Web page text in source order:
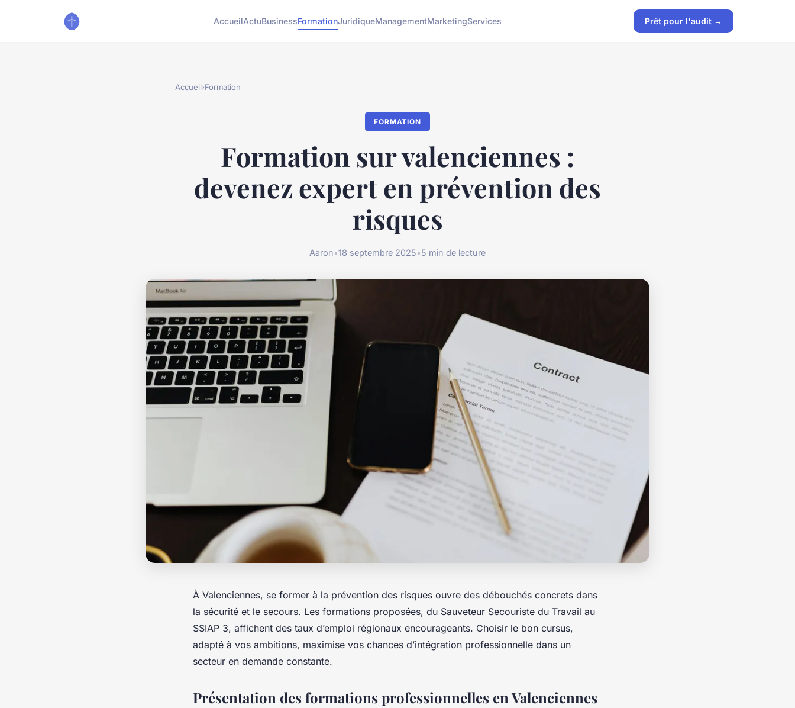
AccueilActuBusinessFormationJuridiqueManagementMarketingServices Prêt pour l'audit →
Accueil›Formation
FORMATION
Formation sur valenciennes :
devenez expert en prévention des
risques
Aaron•18 septembre 2025•5 min de lecture
À Valenciennes, se former à la prévention des risques ouvre des débouchés concrets dans
la sécurité et le secours. Les formations proposées, du Sauveteur Secouriste du Travail au
SSIAP 3, affichent des taux d’emploi régionaux encourageants. Choisir le bon cursus,
adapté à vos ambitions, maximise vos chances d’intégration professionnelle dans un
secteur en demande constante.
Présentation des formations professionnelles en Valenciennes